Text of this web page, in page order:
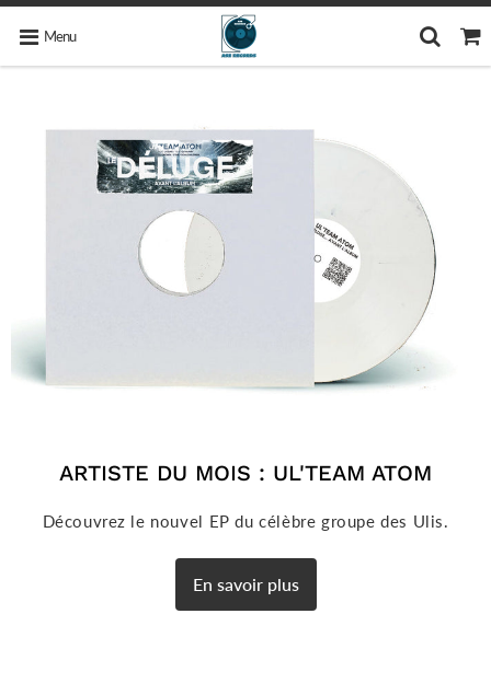
Menu
ARTISTE DU MOIS : UL'TEAM ATOM
Découvrez le nouvel EP du célèbre groupe des Ulis.
En savoir plus